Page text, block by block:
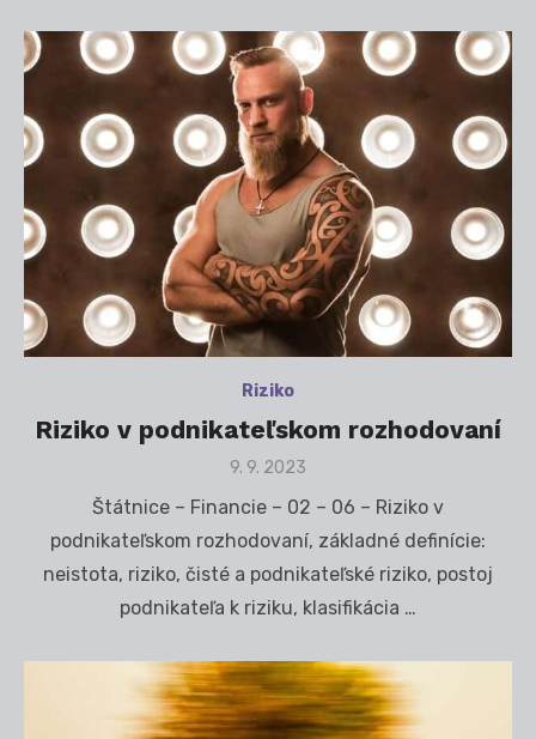
Riziko
Riziko v podnikateľskom rozhodovaní
Posted
9. 9. 2023
Štátnice – Financie – 02 – 06 – Riziko v
podnikateľskom rozhodovaní, základné definície:
neistota, riziko, čisté a podnikateľské riziko, postoj
podnikateľa k riziku, klasifikácia …